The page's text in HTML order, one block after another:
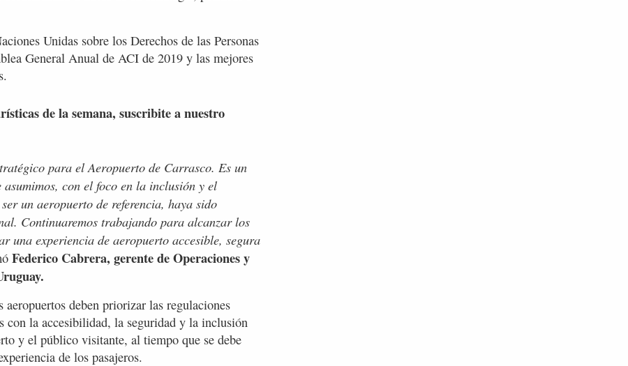
Unidas sobre los Derechos de las Personas
General Anual de ACI de 2019 y las mejores
de la semana, suscribite a nuestro
para el Aeropuerto de Carrasco. Es un
con el foco en la inclusión y el
un aeropuerto de referencia, haya sido
Continuaremos trabajando para alcanzar los
una experiencia de aeropuerto accesible, segura
Federico Cabrera, gerente de Operaciones y
deben priorizar las regulaciones
con la accesibilidad, la seguridad y la inclusión
y el público visitante, al tiempo que se debe
de los pasajeros.